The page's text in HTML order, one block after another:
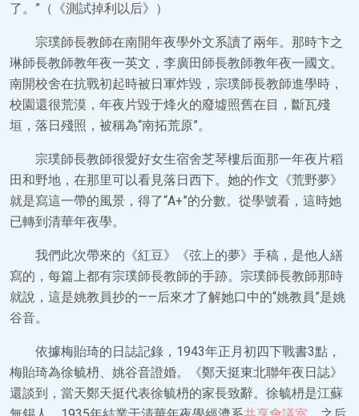
了。”（《測試掉利以后》）
宗璞師長教師在南開年夜學外文系讀了兩年。那時卞之
琳師長教師教年夜一英文，李廣田師長教師教年夜一國文。
南開校舍在抗戰初起時被日軍炸毀，宗璞師長教師進學時，
校園還很荒漠，年夜片毀于烽火的廢墟照舊在目，斷瓦殘
垣，落日殘照，被稱為“南拓荒原”。
宗璞師長教師很愛好女生宿舍芝琴樓后面那一年夜片稻
田和野地，在那里可以看見落日西下。她的作文《荒野夢》
就是寫這一帶的風景，得了“A+”的分數。從學號看，這時她
已轉到清華年夜學。
我們此次帶來的《紅豆》《弦上的夢》手稿，是他人繕
寫的，每篇上都有宗璞師長教師的手跡。宗璞師長教師那時
就說，這是姚教員抄的——后來才了解她口中的“姚教員”是姚
谷音。
依據梅貽琦的日誌記錄，1943年正月初四下戰書3點，
梅貽琦為徐毓枬、姚谷音證婚。《鄭天挺東北聯年夜日誌》
還談到，當天鄭天挺代表徐毓枬的家長致辭。徐毓枬是江蘇